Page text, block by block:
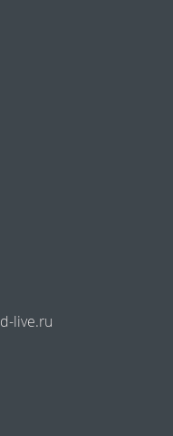
live.ru